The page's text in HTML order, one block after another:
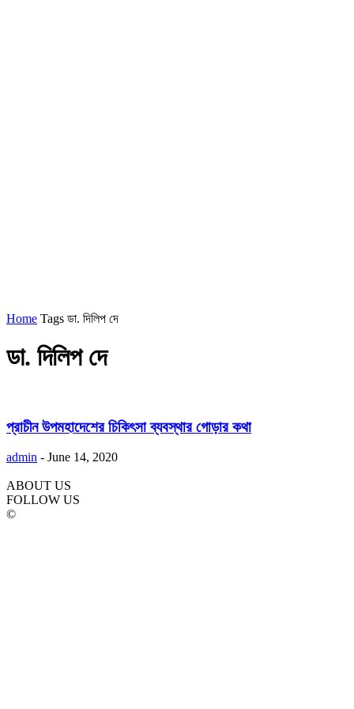
Home Tags ডা. দিলিপ দে
ডা. দিলিপ দে
প্রাচীন উপমহাদেশের চিকিৎসা ব্যবস্থার গোড়ার কথা
admin - June 14, 2020
ABOUT US
FOLLOW US
©